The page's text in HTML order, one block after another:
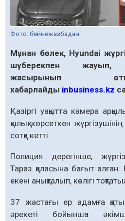
Фото: бейнежазбадан
Мұнан бөлек, Hyundai
шүберекпен жауып,
жасырынып
хабарлайды inbusiness.kz
Қазіргі уақытта камера
қылық көрсеткен
сотқа кетті.
Полиция дерегінше,
Тараз қаласына бағыт
екені анықталып, көлігі
37 жастағы ер адамға
әрекеті бойынша